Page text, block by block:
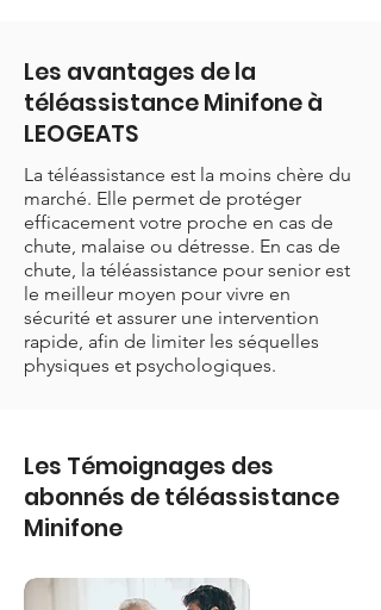
Les avantages de la
téléassistance Minifone à
LEOGEATS
La téléassistance est la moins chère du
marché. Elle permet de protéger
efficacement votre proche en cas de
chute, malaise ou détresse. En cas de
chute, la téléassistance pour senior est
le meilleur moyen pour vivre en
sécurité et assurer une intervention
rapide, afin de limiter les séquelles
physiques et psychologiques.
Les Témoignages des
abonnés de téléassistance
Minifone